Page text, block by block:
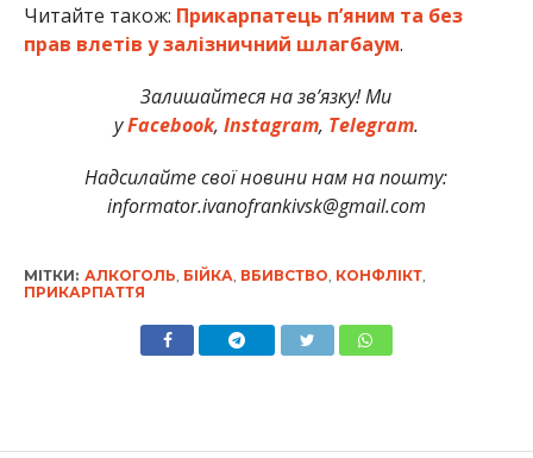
Читайте також: Прикарпатець п’яним та без
прав влетів у залізничний шлагбаум.
Залишайтеся на зв’язку! Ми
уFacebook, Instagram, Telegram.
Надсилайте свої новини нам на пошту:
informator.ivanofrankivsk@gmail.com
МІТКИ: АЛКОГОЛЬ БІЙКА ВБИВСТВО КОНФЛІКТ,
ПРИКАРПАТТЯ